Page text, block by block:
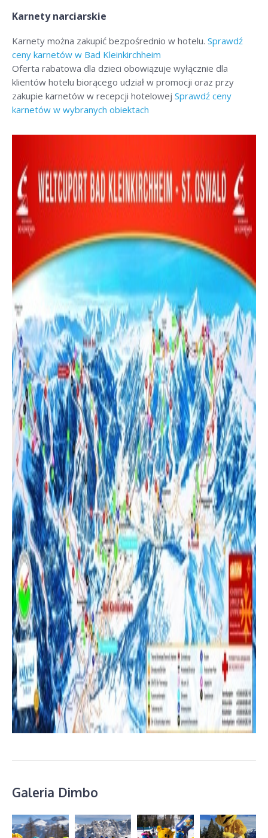
Karnety narciarskie
Karnety można zakupić bezpośrednio w hotelu. Sprawdź
ceny karnetów w Bad Kleinkirchheim
Oferta rabatowa dla dzieci obowiązuje wyłącznie dla
klientów hotelu biorącego udział w promocji oraz przy
zakupie karnetów w recepcji hotelowej Sprawdź ceny
karnetów w wybranych obiektach
Galeria Dimbo